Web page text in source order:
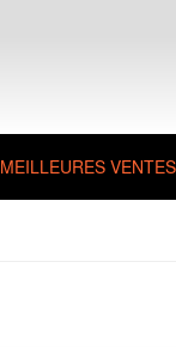
MEILLEURES VENTES